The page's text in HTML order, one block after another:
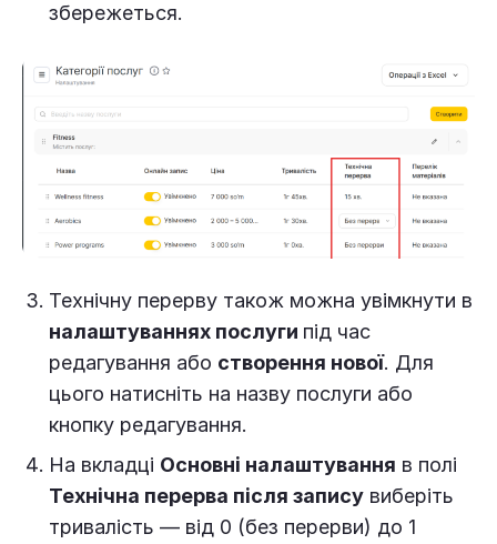
збережеться.
Технічну перерву також можна увімкнути в
налаштуваннях послуги під час
редагування або створення нової. Для
цього натисніть на назву послуги або
кнопку редагування.
На вкладці Основні налаштування в полі
Технічна перерва після запису виберіть
тривалість — від 0 (без перерви) до 1